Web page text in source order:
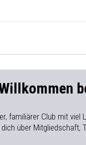
familiärer Club mit
über Mitgliedschaft,